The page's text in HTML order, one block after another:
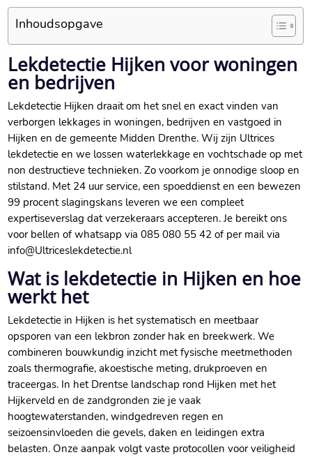
Inhoudsopgave
Lekdetectie Hijken voor woningen
en bedrijven
Lekdetectie Hijken draait om het snel en exact vinden van
verborgen lekkages in woningen, bedrijven en vastgoed in
Hijken en de gemeente Midden Drenthe.​ Wij zijn Ultrices
lekdetectie en we lossen waterlekkage en vochtschade op met
non destructieve technieken.​ Zo voorkom je onnodige sloop en
stilstand.​ Met 24 uur service, een spoeddienst en een bewezen
99 procent slagingskans leveren we een compleet
expertiseverslag dat verzekeraars accepteren.​ Je bereikt ons
voor bellen of whatsapp via 085 080 55 42 of per mail via
info@Ultriceslekdetectie.​nl
Wat is lekdetectie in Hijken en hoe
werkt het
Lekdetectie in Hijken is het systematisch en meetbaar
opsporen van een lekbron zonder hak en breekwerk.​ We
combineren bouwkundig inzicht met fysische meetmethoden
zoals thermografie, akoestische meting, drukproeven en
traceergas.​ In het Drentse landschap rond Hijken met het
Hijkerveld en de zandgronden zie je vaak
hoogtewaterstanden, windgedreven regen en
seizoensinvloeden die gevels, daken en leidingen extra
belasten.​ Onze aanpak volgt vaste protocollen voor veiligheid